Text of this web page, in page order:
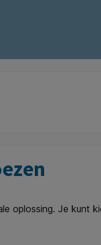
oplossing. Je kunt